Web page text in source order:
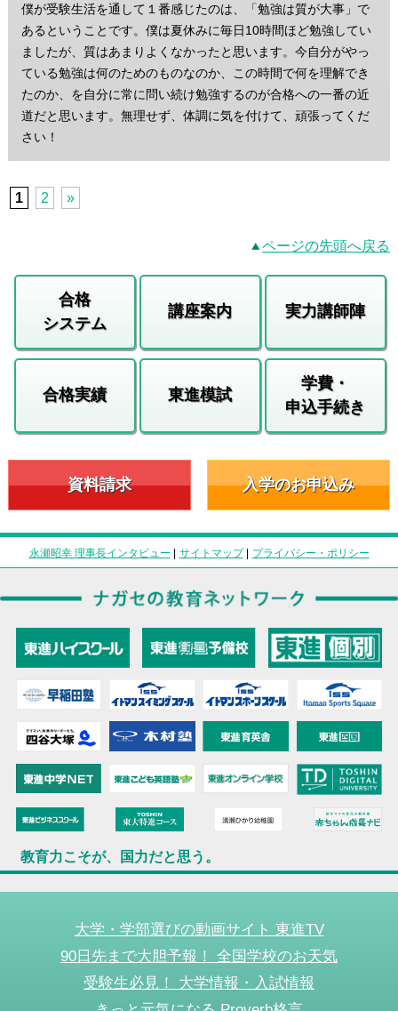
僕が受験生活を通して１番感じたのは、「勉強は質が大事」で
あるということです。僕は夏休みに毎日10時間ほど勉強してい
ましたが、質はあまりよくなかったと思います。今自分がやっ
ている勉強は何のためのものなのか、この時間で何を理解でき
たのか、を自分に常に問い続け勉強するのが合格への一番の近
道だと思います。無理せず、体調に気を付けて、頑張ってくだ
さい！
1 2 »
ページの先頭へ戻る
合格
システム
講座案内 実力講師陣
合格実績 東進模試
学費・
申込手続き
資料請求 入学のお申込み
永瀬昭幸 理事長インタビュー サイトマップ| プライバシー・ポリシー
教育力こそが、国力だと思う。
大学・学部選びの動画サイト 東進TV
90日先まで大胆予報！ 全国学校のお天気
受験生必見！ 大学情報・入試情報